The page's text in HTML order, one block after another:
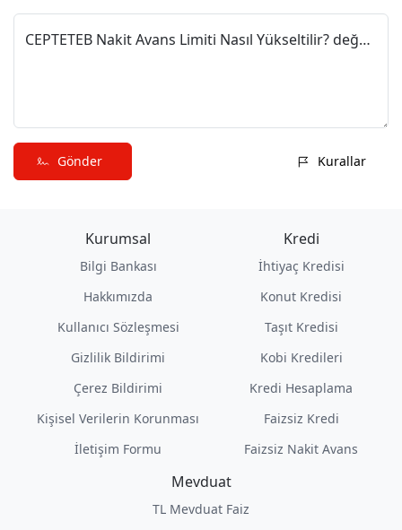
CEPTETEB Nakit Avans Limiti Nasıl Yükseltilir? değerlendirmeni paylaş
Gönder Kurallar
Kurumsal
Bilgi Bankası
Hakkımızda
Kullanıcı Sözleşmesi
Gizlilik Bildirimi
Çerez Bildirimi
Kişisel Verilerin Korunması
İletişim Formu
Kredi
İhtiyaç Kredisi
Konut Kredisi
Taşıt Kredisi
Kobi Kredileri
Kredi Hesaplama
Faizsiz Kredi
Faizsiz Nakit Avans
Mevduat
TL Mevduat Faiz